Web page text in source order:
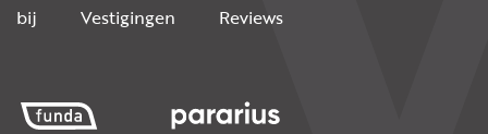
bij Vestigingen Reviews